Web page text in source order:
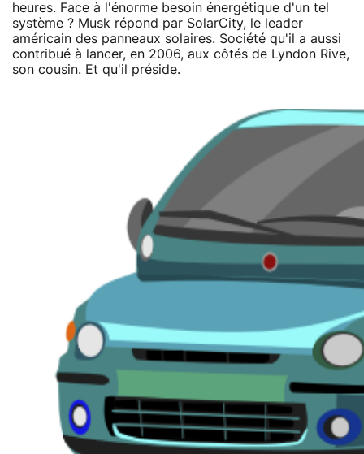
heures. Face à l'énorme besoin énergétique d'un tel
système ? Musk répond par SolarCity, le leader
américain des panneaux solaires. Société qu'il a aussi
contribué à lancer, en 2006, aux côtés de Lyndon Rive,
son cousin. Et qu'il préside.